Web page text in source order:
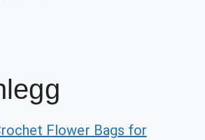
Flower Bags for